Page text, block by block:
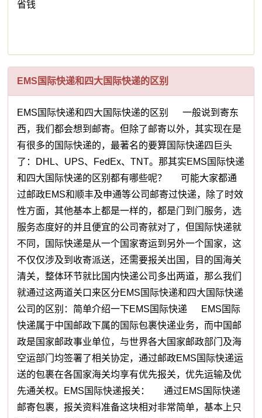
省钱
EMS国际快递和四大国际快递的区别
EMS国际快递和四大国际快递的区别 一般说到寄东
西，我们都会想到邮寄。但除了邮寄以外，其实现在是
有很多的国际快递的，最著名的要算国际快递四巨头
了：DHL、UPS、FedEx、TNT。那其实EMS国际快递
和四大国际快递的区别都有哪些呢？ 可能大家都通
过邮政EMS和顺丰及申通等公司邮寄过快递，除了时效
性方面，其他基本上都是一样的，都是门到门服务，选
服务态度好的并且便宜的公司寄就对了，但国际快递就
不同，国际快递是从一个国家寄运到另外一个国家，这
不仅仅涉及到收寄派送，还需要报关出国，目的国海关
清关，整体环节就比国内快递公司多出两道，那么我们
就通过这两道关口来区分EMS国际快递和四大国际快递
公司的区别：简单介绍一下EMS国际快递 EMS国际
快递属于中国邮政下属的国际包裹快递业务，而中国邮
政是国家邮政事业单位，与世界各大国家邮政部门及海
空运部门均签署了相关协定，通过邮政EMS国际快递运
送的包裹在各国家海关均享有优先报关，优先运输及优
先通关权。EMS国际快递报关： 通过EMS国际快递
邮寄包裹，报关资料准备这块相对非常简单，基本上只